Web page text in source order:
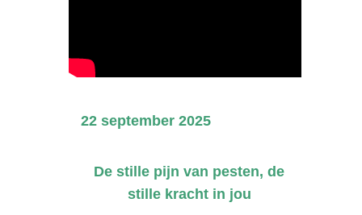
22 september 2025
De stille pijn van pesten, de
stille kracht in jou